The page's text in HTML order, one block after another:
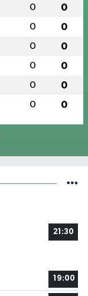
0 0
0 0
0 0
0 0
0 0
0 0
21:30
19:00